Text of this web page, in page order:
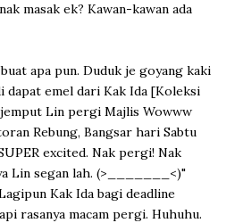
masak ek? Kawan-kawan ada
apa pun. Duduk je goyang kaki
dapat emel dari Kak Ida [Koleksi
jemput Lin pergi Majlis Wowww
Rebung, Bangsar hari Sabtu
excited. Nak pergi! Nak
Lin segan lah. (>_______<)"
Kak Ida bagi deadline
rasanya macam pergi. Huhuhu.